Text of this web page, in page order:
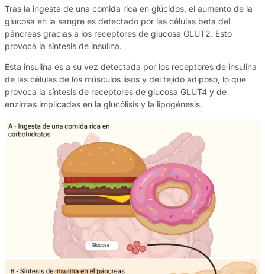
Tras la ingesta de una comida rica en glúcidos, el aumento de la
glucosa en la sangre es detectado por las células beta del
páncreas gracias a los receptores de glucosa GLUT2. Esto
provoca la síntesis de insulina.
Esta insulina es a su vez detectada por los receptores de insulina
de las células de los músculos lisos y del tejido adiposo, lo que
provoca la síntesis de receptores de glucosa GLUT4 y de
enzimas implicadas en la glucólisis y la lipogénesis.